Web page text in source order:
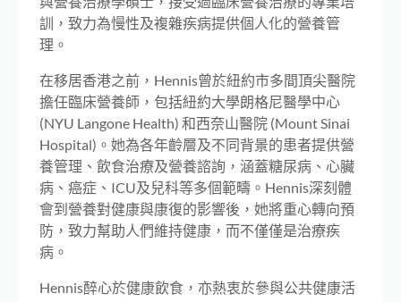
訓，致力為慢性及複雜疾病提供個人化的營養管
理。
在移居香港之前，Hennis曾於紐約市多間頂尖醫院
擔任臨床營養師，包括紐約大學朗格尼醫學中心
(NYU Langone Health) 和西奈山醫院 (Mount Sinai
Hospital)。她為各年齡層及不同背景的患者提供營
養管理、飲食治療及營養諮詢，涵蓋糖尿病、心臟
病、癌症、ICU及兒科等多個範疇。Hennis深刻體
會到營養對健康與康復的影響後，她將重心轉向預
防，致力幫助人們維持健康，而不僅僅是治療疾
病。
Hennis醉心於健康飲食，亦熱衷於參與公共健康活